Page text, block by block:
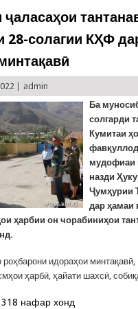
ҷаласаҳои
28-солагии КҲФ
| admin
Ба
солгарди
Кумитаи
мудофиаи
назди
Ҷумҳурии
дар ҳамаи
ҳарбии он чорабиниҳои
идораҳои минтақавӣ,
ҳарбӣ, ҳайати шахсӣ,
ҷаласаҳои
нафар хонд